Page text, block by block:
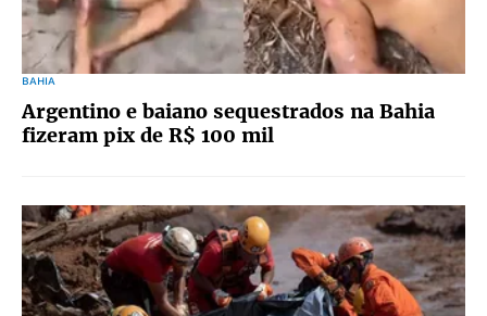
BAHIA
Argentino e baiano sequestrados na Bahia
fizeram pix de R$ 100 mil